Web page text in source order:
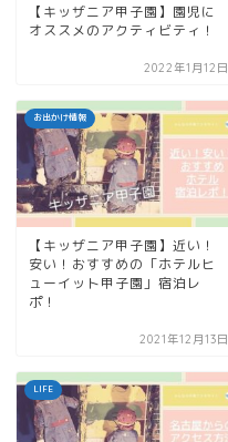
【キッザニア甲子園】園児に
オススメのアクティビティ！
2022年1月12日
お出かけ情報
【キッザニア甲子園】近い！
安い！おすすめの「ホテルヒ
ューイット甲子園」宿泊レ
ポ！
2021年12月13日
LIFE